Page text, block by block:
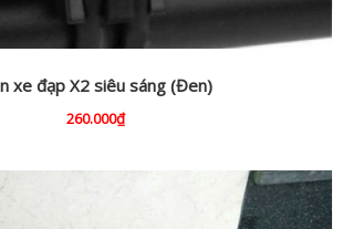
xe đạp X2 siêu sáng (Đen)
260.000₫